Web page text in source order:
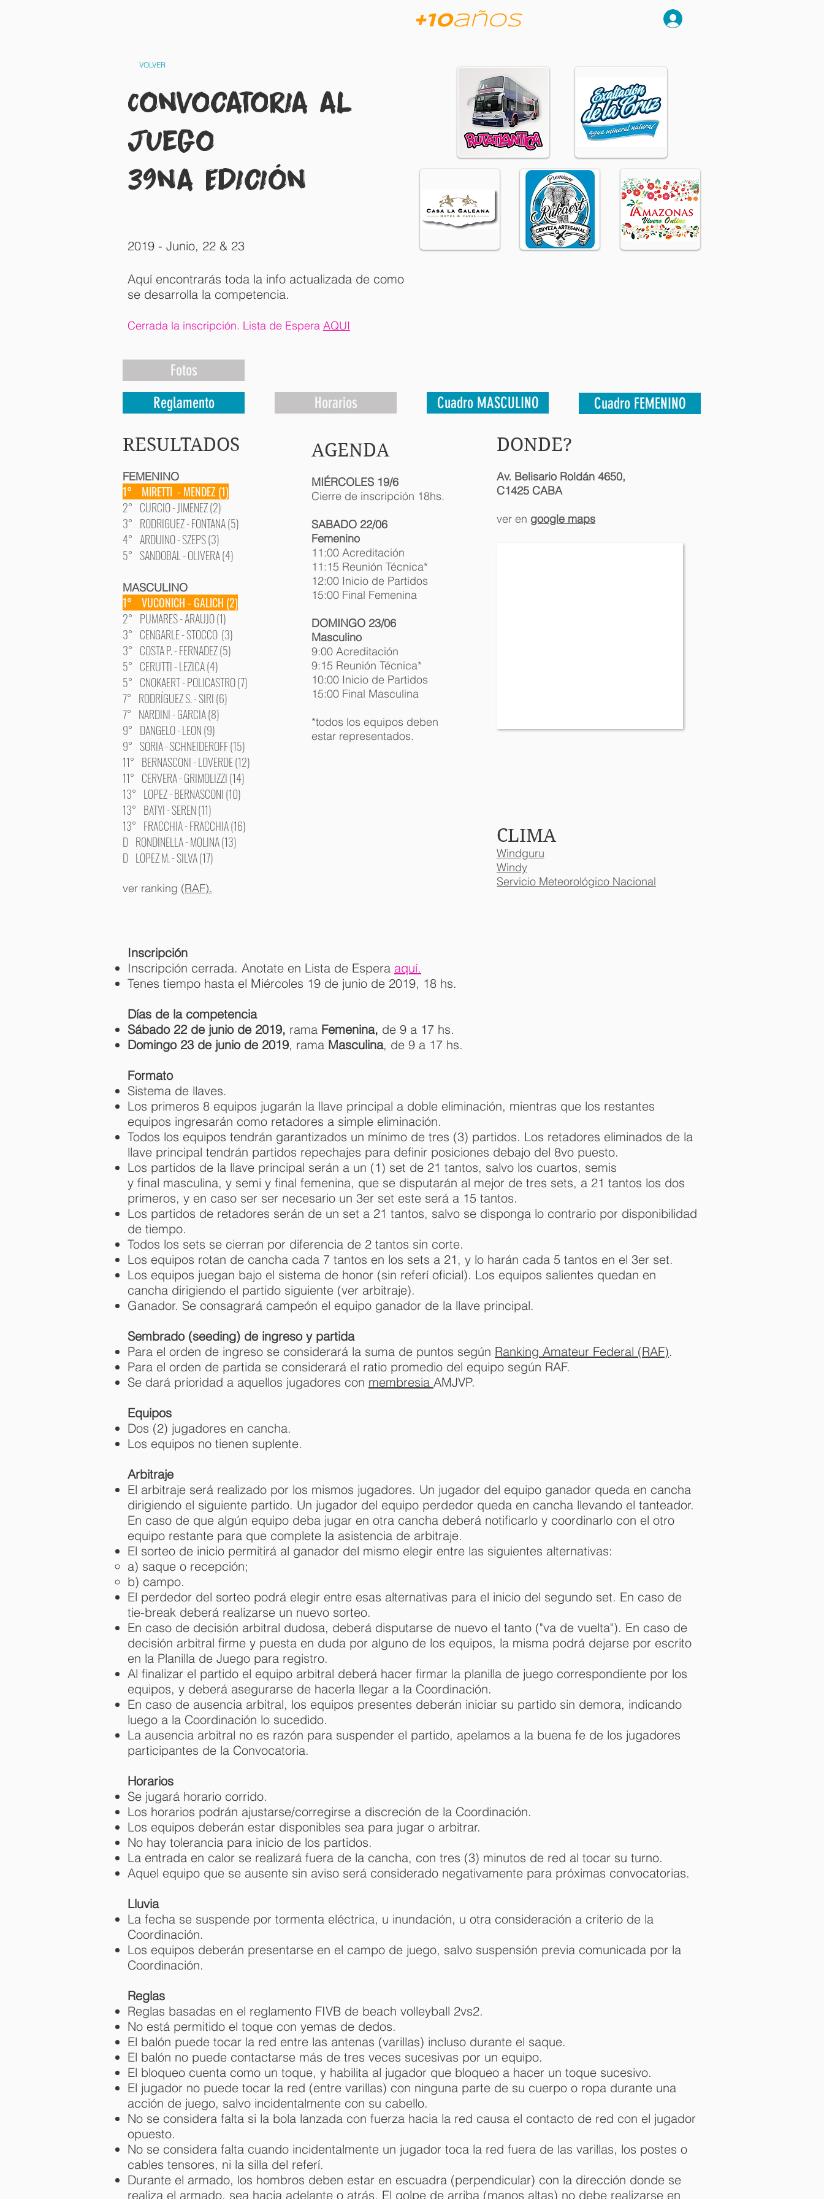
+10años
VOLVER
Convocatoria al
Juego
39na Edición
2019 - Junio, 22 & 23
Aquí encontrarás toda la info actualizada de como
se desarrolla la competencia.
Cerrada la inscripción. Lista de Espera AQUI
Fotos
Reglamento
Horarios Cuadro MASCULINO Cuadro FEMENINO
RESULTADOS
FEMENINO
1° MIRETTI - MENDEZ (1)
2° CURCIO - JIMENEZ (2)
3° RODRIGUEZ - FONTANA (5)
4° ARDUINO - SZEPS (3)
5° SANDOBAL - OLIVERA (4)
MASCULINO
1° VUCONICH - GALICH (2)
2° PUMARES - ARAUJO (1)
3° CENGARLE - STOCCO (3)
3° COSTA P. - FERNADEZ (5)
5° CERUTTI - LEZICA (4)
5° CNOKAERT - POLICASTRO (7)
7° RODRÍGUEZ S. - SIRI (6)
7° NARDINI - GARCIA (8)
9° DANGELO - LEON (9)
9° SORIA - SCHNEIDEROFF (15)
11° BERNASCONI - LOVERDE (12)
11° CERVERA - GRIMOLIZZI (14)
13° LOPEZ - BERNASCONI (10)
13° BATYI - SEREN (11)
13° FRACCHIA - FRACCHIA (16)
D RONDINELLA - MOLINA (13)
D LOPEZ M. - SILVA (17)
ver ranking (RAF).
AGENDA
MIÉRCOLES 19/6
Cierre de inscripción 18hs.
SABADO 22/06
Femenino
11:00 Acreditación
11:15 Reunión Técnica*
12:00 Inicio de Partidos
15:00 Final Femenina
DOMINGO 23/06
Masculino
9:00 Acreditación
9:15 Reunión Técnica*
10:00 Inicio de Partidos
15:00 Final Masculina
*todos los equipos deben
estar representados.
DONDE?
Av. Belisario Roldán 4650,
C1425 CABA
ver en google maps
CLIMA​
Windguru
Windy
Servicio Meteorológico Nacional
Inscripción
Inscripción cerrada. Anotate en Lista de Espera aquí.
Tenes tiempo hasta el Miércoles 19 de junio de 2019, 18 hs.
Días de la competencia
Sábado22 de junio de 2019, rama Femenina, de 9 a 17 hs.
Domingo 23 de junio de 2019, rama Masculina, de 9 a 17 hs.
Formato
Sistema de llaves.
Los primeros 8 equipos jugarán la llave principal a doble eliminación, mientras que los restantes
equipos ingresarán como retadores a simple eliminación.
Todos los equipos tendrán garantizados un mínimo de tres (3) partidos. Los retadores eliminados de la
llave principal tendrán partidos repechajes para definir posiciones debajo del 8vo puesto.
Los partidos de la llave principal serán a un (1) set de 21 tantos, salvo los cuartos, semis
y final masculina, y semi y final femenina, que se disputarán al mejor de tres sets, a 21 tantos los dos
primeros, y en caso ser ser necesario un 3er set este será a 15 tantos.
Los partidos de retadores serán de un set a 21 tantos, salvo se disponga lo contrario por disponibilidad
de tiempo.
Todos los sets se cierran por diferencia de 2 tantos sin corte.
Los equipos rotan de cancha cada 7 tantos en los sets a 21, y lo harán cada 5 tantos en el 3er set.
Los equipos juegan bajo el sistema de honor (sin referí oficial). Los equipos salientes quedan en
cancha dirigiendo el partido siguiente (ver arbitraje).
Ganador. Se consagrará campeón el equipo ganador de la llave principal.
Sembrado (seeding) de ingreso y partida
Para el orden de ingreso se considerará la suma de puntos según Ranking Amateur Federal (RAF).
Para el orden de partida se considerará el ratio promedio del equipo según RAF.
Se dará prioridad a aquellos jugadores con membresia AMJVP.
Equipos
Dos (2) jugadores en cancha.
Los equipos no tienen suplente.
Arbitraje
El arbitraje será realizado por los mismos jugadores. Un jugador del equipo ganador queda en cancha
dirigiendo el siguiente partido. Un jugador del equipo perdedor queda en cancha llevando el tanteador.
En caso de que algún equipo deba jugar en otra cancha deberá notificarlo y coordinarlo con el otro
equipo restante para que complete la asistencia de arbitraje.
El sorteo de inicio permitirá al ganador del mismo elegir entre las siguientes alternativas:
a) saque o recepción;
b) campo.
El perdedor del sorteo podrá elegir entre esas alternativas para el inicio del segundo set. En caso de
tie-break deberá realizarse un nuevo sorteo.
En caso de decisión arbitral dudosa, deberá disputarse de nuevo el tanto ("va de vuelta"). En caso de
decisión arbitral firme y puesta en duda por alguno de los equipos, la misma podrá dejarse por escrito
en la Planilla de Juego para registro.
Al finalizar el partido el equipo arbitral deberá hacer firmar la planilla de juego correspondiente por los
equipos, y deberá asegurarse de hacerla llegar a la Coordinación.
En caso de ausencia arbitral, los equipos presentes deberán iniciar su partido sin demora, indicando
luego a la Coordinación lo sucedido.
La ausencia arbitral no es razón para suspender el partido, apelamos a la buena fe de los jugadores
participantes de la Convocatoria.
Horarios
Se jugará horario corrido.
Los horarios podrán ajustarse/corregirse a discreción de la Coordinación.
Los equipos deberán estar disponibles sea para jugar o arbitrar.
No hay tolerancia para inicio de los partidos.
La entrada en calor se realizará fuera de la cancha, con tres (3) minutos de red al tocar su turno.
Aquel equipo que se ausente sin aviso será considerado negativamente para próximas convocatorias.
Lluvia
La fecha se suspende por tormenta eléctrica, u inundación, u otra consideración a criterio de la
Coordinación.
Los equipos deberán presentarse en el campo de juego, salvo suspensión previa comunicada por la
Coordinación.
Reglas
Reglas basadas en el reglamento FIVB de beach volleyball 2vs2.
No está permitido el toque con yemas de dedos.
El balón puede tocar la red entre las antenas (varillas) incluso durante el saque.
El balón no puede contactarse más de tres veces sucesivas por un equipo.
El bloqueo cuenta como un toque, y habilita al jugador que bloqueo a hacer un toque sucesivo.
El jugador no puede tocar la red (entre varillas) con ninguna parte de su cuerpo o ropa durante una
acción de juego, salvo incidentalmente con su cabello.
No se considera falta si la bola lanzada con fuerza hacia la red causa el contacto de red con el jugador
opuesto.
No se considera falta cuando incidentalmente un jugador toca la red fuera de las varillas, los postes o
cables tensores, ni la silla del referí.
Durante el armado, los hombros deben estar en escuadra (perpendicular) con la dirección donde se
realiza el armado, sea hacia adelante o atrás. El golpe de arriba (manos altas) no debe realizarse en